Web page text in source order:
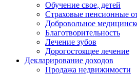
Обучение свое, детей
Страховые пенсионные
Добровольное
Благотворительность
Лечение зубов
Дорогостоящее лечение
Декларирование доходов
Продажа недвижимости